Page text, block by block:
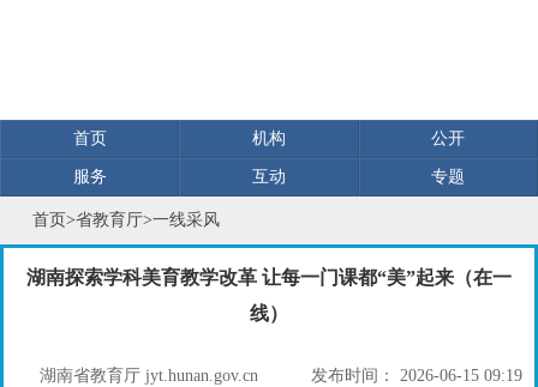
首页 机构 公开
服务 互动 专题
首页>省教育厅>一线采风
湖南探索学科美育教学改革 让每一门课都“美”起来（在一
线）
湖南省教育厅 jyt.hunan.gov.cn 发布时间：
2026-06-15 09:19